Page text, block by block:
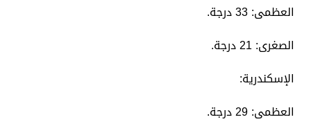
العظمى: 33 درجة.
الصغرى: 21 درجة.
​الإسكندرية:
العظمى: 29 درجة.